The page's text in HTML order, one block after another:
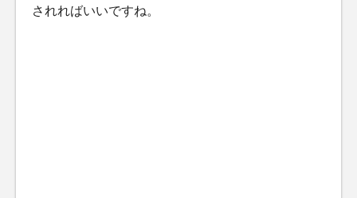
されればいいですね。